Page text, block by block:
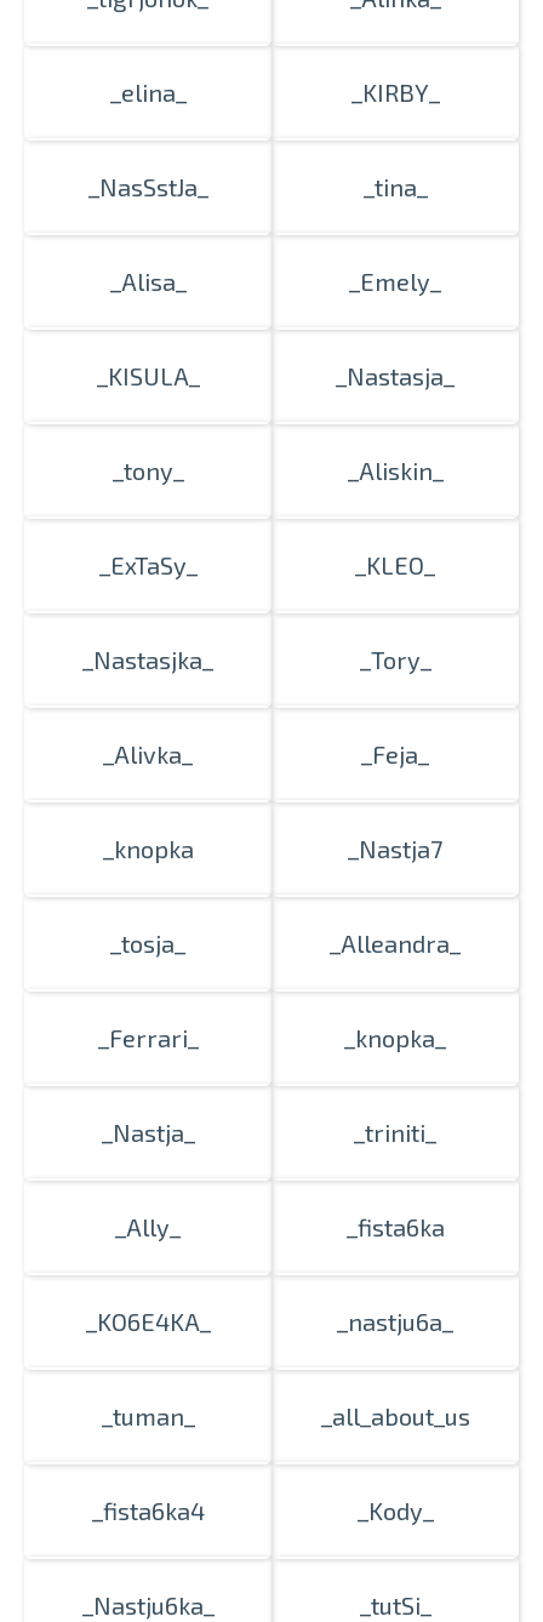
_elina_ _KIRBY_
_NasSstJa_ _tina_
_Alisa_ _Emely_
_KISULA_ _Nastasja_
_tony_ _Aliskin_
_ExTaSy_ _KLEO_
_Nastasjka_ _Tory_
_Alivka_ _Feja_
_knopka _Nastja7
_tosja_ _Alleandra_
_Ferrari_ _knopka_
_Nastja_ _triniti_
_Ally_ _fista6ka
_KO6E4KA_ _nastju6a_
_tuman_ _all_about_us
_fista6ka4 _Kody_
_Nastju6ka_ _tutSi_